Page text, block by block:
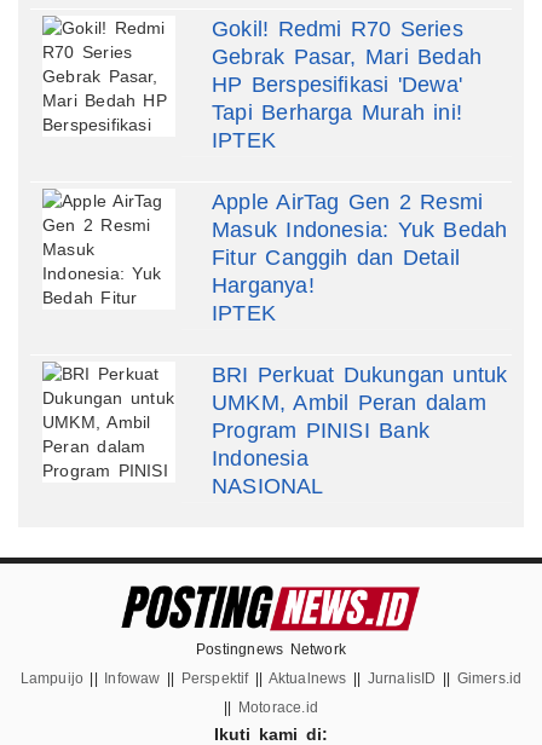
Gokil! Redmi R70 Series
Gebrak Pasar, Mari Bedah
HP Berspesifikasi 'Dewa'
Tapi Berharga Murah ini!
IPTEK
Apple AirTag Gen 2 Resmi
Masuk Indonesia: Yuk Bedah
Fitur Canggih dan Detail
Harganya!
IPTEK
BRI Perkuat Dukungan untuk
UMKM, Ambil Peran dalam
Program PINISI Bank
Indonesia
NASIONAL
Postingnews Network
Lampuijo
Infowaw Perspektif|| Aktualnews JurnalisID
Gimers.id
Motorace.id
Ikuti kami di: